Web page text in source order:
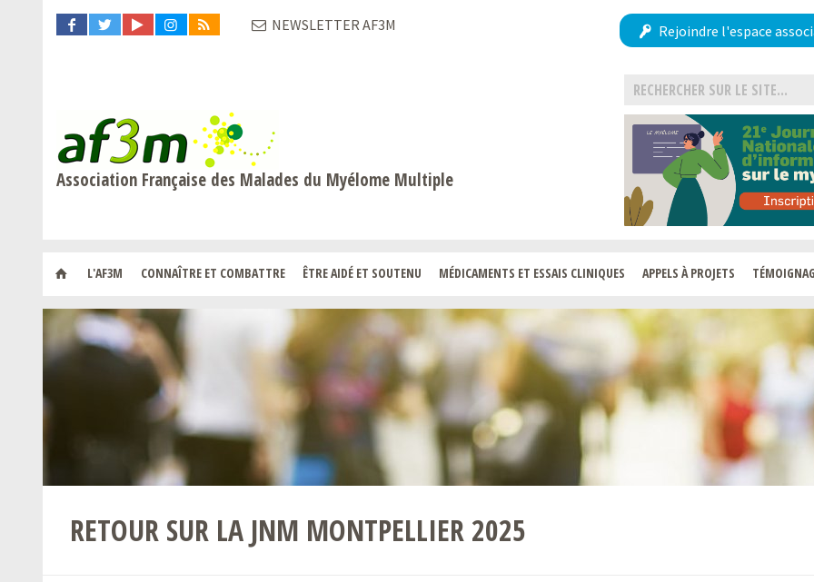
NEWSLETTER AF3M Rejoindre l'espace
Association Française des Malades du Myélome Multiple
L'AF3M CONNAÎTRE ET COMBATTRE ÊTRE AIDÉ ET SOUTENU MÉDICAMENTS ET ESSAIS CLINIQUES APPELS À PROJETS
RETOUR SUR LA JNM MONTPELLIER 2025